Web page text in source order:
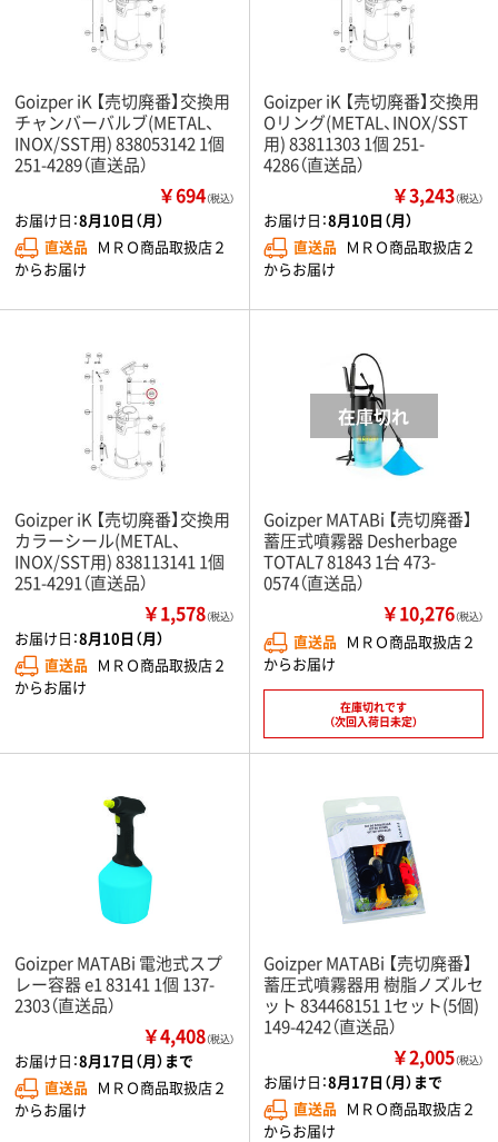
Goizper iK 【売切廃番】交換用
チャンバーバルブ(METAL、
INOX/SST用) 838053142 1個
251-4289（直送品）
￥694（税込）
お届け日：8月10日（月）
直送品 ＭＲＯ商品取扱店２
からお届け
Goizper iK 【売切廃番】交換用
Оリング(METAL、INOX/SST
用) 83811303 1個 251-
4286（直送品）
￥3,243（税込）
お届け日：8月10日（月）
直送品 ＭＲＯ商品取扱店２
からお届け
Goizper iK 【売切廃番】交換用
カラーシール(METAL、
INOX/SST用) 838113141 1個
251-4291（直送品）
￥1,578（税込）
お届け日：8月10日（月）
直送品 ＭＲＯ商品取扱店２
からお届け
Goizper MATABi 【売切廃番】
蓄圧式噴霧器 Desherbage
TOTAL7 81843 1台 473-
0574（直送品）
￥10,276（税込）
直送品 ＭＲＯ商品取扱店２
からお届け
在庫切れです
（次回入荷日未定）
Goizper MATABi 電池式スプ
レー容器 e1 83141 1個 137-
2303（直送品）
￥4,408（税込）
お届け日：8月17日（月）まで
直送品 ＭＲＯ商品取扱店２
からお届け
Goizper MATABi 【売切廃番】
蓄圧式噴霧器用 樹脂ノズルセ
ット 834468151 1セット(5個)
149-4242（直送品）
￥2,005（税込）
お届け日：8月17日（月）まで
直送品 ＭＲＯ商品取扱店２
からお届け